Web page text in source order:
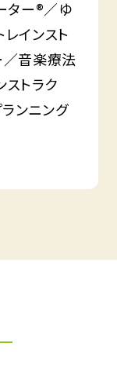
ター®／ゆ
インスト
／音楽療法
トラク
ンニング